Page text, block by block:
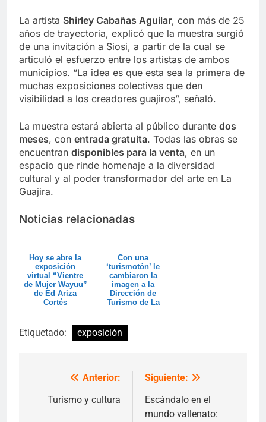
La artista Shirley Cabañas Aguilar, con más de 25
años de trayectoria, explicó que la muestra surgió
de una invitación a Siosi, a partir de la cual se
articuló el esfuerzo entre los artistas de ambos
municipios. “La idea es que esta sea la primera de
muchas exposiciones colectivas que den
visibilidad a los creadores guajiros”, señaló.
La muestra estará abierta al público durante dos
meses, con entrada gratuita. Todas las obras se
encuentran disponibles para la venta, en un
espacio que rinde homenaje a la diversidad
cultural y al poder transformador del arte en La
Guajira.
Noticias relacionadas
Hoy se abre la
exposición
virtual “Vientre
de Mujer Wayuu”
de Ed Ariza
Cortés
Con una
‘turismotón’ le
cambiaron la
imagen a la
Dirección de
Turismo de La
Etiquetado: exposición
Navegación
Anterior:
Turismo y cultura
Siguiente:
Escándalo en el
mundo vallenato: